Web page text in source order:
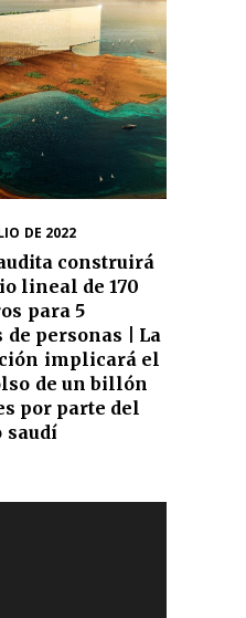
DE 2022
construirá
lineal de 170
para 5
personas | La
implicará el
de un billón
por parte del
saudí